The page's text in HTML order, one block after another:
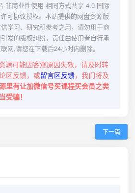
-非商业性使用-相同方式共享 4.0 国际
可协议授权。本站提供的网盘资源版
学习、研究和参考之用，请勿用于商
发的版权纠纷，责任由使用者自行承
网,请您在下载后24小时内删除。
源可能因客观原因失效，请及时转
区反馈，或留言区反馈，我们将及
里有让加微信号买课程买会员之类
受骗！
下一篇